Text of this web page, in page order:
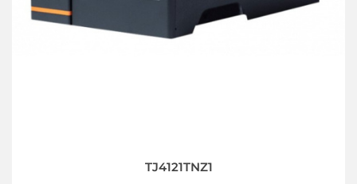
TJ4121TNZ1